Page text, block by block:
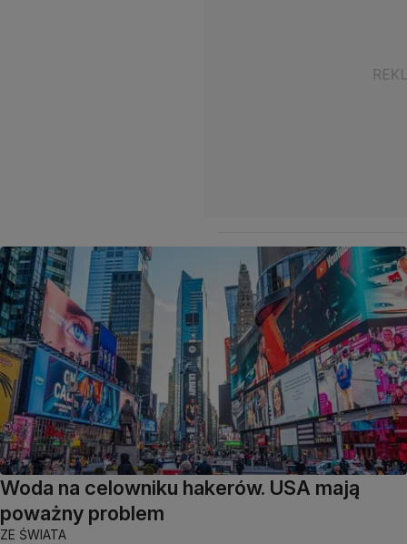
Woda na celowniku hakerów. USA mają
poważny problem
ZE ŚWIATA